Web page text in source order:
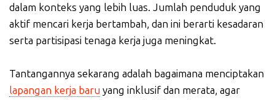
dalam konteks yang lebih luas. Jumlah penduduk yang
aktif mencari kerja bertambah, dan ini berarti kesadaran
serta partisipasi tenaga kerja juga meningkat.
Tantangannya sekarang adalah bagaimana menciptakan
lapangan kerja baru yang inklusif dan merata, agar